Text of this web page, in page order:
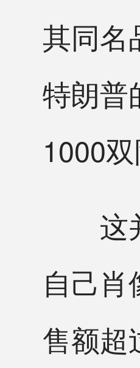
其同
特朗普
1000
这并
自己肖
售额超